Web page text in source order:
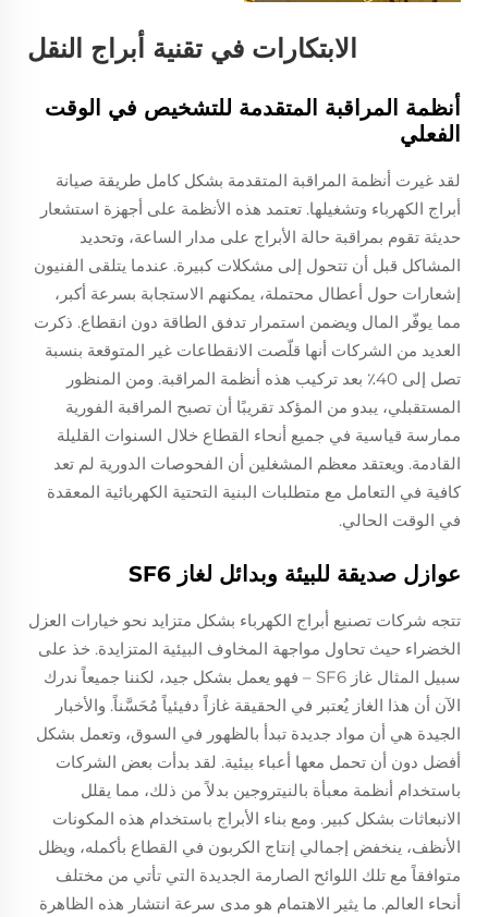
الابتكارات في تقنية أبراج النقل
أنظمة المراقبة المتقدمة للتشخيص في الوقت
الفعلي
لقد غيرت أنظمة المراقبة المتقدمة بشكل كامل طريقة صيانة
أبراج الكهرباء وتشغيلها. تعتمد هذه الأنظمة على أجهزة استشعار
حديثة تقوم بمراقبة حالة الأبراج على مدار الساعة، وتحديد
المشاكل قبل أن تتحول إلى مشكلات كبيرة. عندما يتلقى الفنيون
إشعارات حول أعطال محتملة، يمكنهم الاستجابة بسرعة أكبر،
مما يوفّر المال ويضمن استمرار تدفق الطاقة دون انقطاع. ذكرت
العديد من الشركات أنها قلّصت الانقطاعات غير المتوقعة بنسبة
تصل إلى 40٪ بعد تركيب هذه أنظمة المراقبة. ومن المنظور
المستقبلي، يبدو من المؤكد تقريبًا أن تصبح المراقبة الفورية
ممارسة قياسية في جميع أنحاء القطاع خلال السنوات القليلة
القادمة. ويعتقد معظم المشغلين أن الفحوصات الدورية لم تعد
كافية في التعامل مع متطلبات البنية التحتية الكهربائية المعقدة
في الوقت الحالي.
عوازل صديقة للبيئة وبدائل لغاز SF6
تتجه شركات تصنيع أبراج الكهرباء بشكل متزايد نحو خيارات العزل
الخضراء حيث تحاول مواجهة المخاوف البيئية المتزايدة. خذ على
سبيل المثال غاز SF6 – فهو يعمل بشكل جيد، لكننا جميعاً ندرك
الآن أن هذا الغاز يُعتبر في الحقيقة غازاً دفيئياً مُحَسَّناً. والأخبار
الجيدة هي أن مواد جديدة تبدأ بالظهور في السوق، وتعمل بشكل
أفضل دون أن تحمل معها أعباء بيئية. لقد بدأت بعض الشركات
باستخدام أنظمة معبأة بالنيتروجين بدلاً من ذلك، مما يقلل
الانبعاثات بشكل كبير. ومع بناء الأبراج باستخدام هذه المكونات
الأنظف، ينخفض إجمالي إنتاج الكربون في القطاع بأكمله، ويظل
متوافقاً مع تلك اللوائح الصارمة الجديدة التي تأتي من مختلف
أنحاء العالم. ما يثير الاهتمام هو مدى سرعة انتشار هذه الظاهرة